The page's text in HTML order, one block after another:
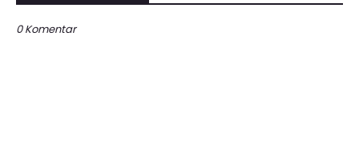
0 Komentar